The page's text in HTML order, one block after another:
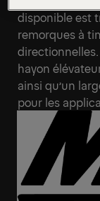
disponible est
remorques à
hayon
ainsi qu’un
pour les